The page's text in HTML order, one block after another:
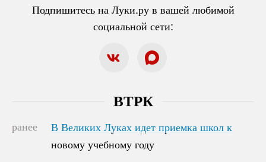
Подпишитесь на Луки.ру в вашей любимой
социальной сети:
ВТРК
ранее
В Великих Луках идет приемка школ к
новому учебному году
В Великих Луках идет приемка школ к
новому учебному году